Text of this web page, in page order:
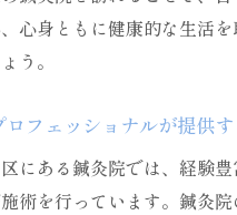
名古屋市中区の鍼灸院で得ら
灸院で体験するリニューアル
気
心身ともに健康的な生活
う。
ロフェッショナルが提供
にある鍼灸院では、経験
術を行っています。鍼灸院